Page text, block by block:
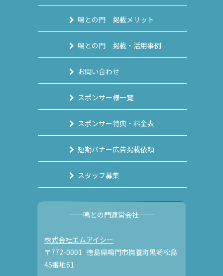
鳴との門 掲載メリット
鳴との門 掲載・活用事例
お問い合わせ
スポンサー様一覧
スポンサー特典・料金表
短期バナー広告掲載依頼
スタッフ募集
──鳴との門運営会社 ──
株式会社エムアイシー
〒772-0001 徳島県鳴門市撫養町黒崎松島
45番地61